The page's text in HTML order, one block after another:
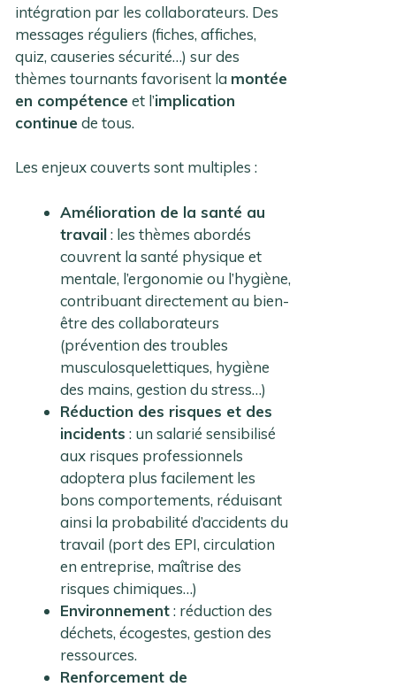
intégration par les collaborateurs. Des
messages réguliers (fiches, affiches,
quiz, causeries sécurité…) sur des
thèmes tournants favorisent la montée
en compétence et l’implication
continue de tous.
Les enjeux couverts sont multiples :
Amélioration de la santé au
travail: les thèmes abordés
couvrent la santé physique et
mentale, l’ergonomie ou l’hygiène,
contribuant directement au bien-
être des collaborateurs
(prévention des troubles
musculosquelettiques, hygiène
des mains, gestion du stress…)
Réduction des risques et des
incidents : un salarié sensibilisé
aux risques professionnels
adoptera plus facilement les
bons comportements, réduisant
ainsi la probabilité d’accidents du
travail (port des EPI, circulation
en entreprise, maîtrise des
risques chimiques…)
Environnement: réduction des
déchets, écogestes, gestion des
ressources.
Renforcement de